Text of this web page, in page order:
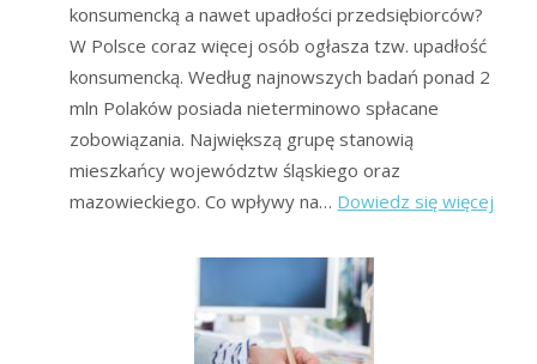
konsumencką a nawet upadłości przedsiębiorców?
W Polsce coraz więcej osób ogłasza tzw. upadłość
konsumencką. Według najnowszych badań ponad 2
mln Polaków posiada nieterminowo spłacane
zobowiązania. Największą grupę stanowią
mieszkańcy województw śląskiego oraz
mazowieckiego. Co wpływy na… Dowiedz się więcej